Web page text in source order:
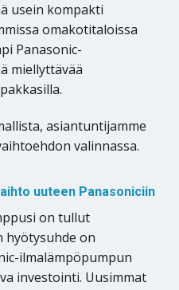
usein kompakti
omakotitaloissa
Panasonic-
miellyttävää
asiantuntijamme
valinnassa.
uuteen Panasoniciin
on tullut
hyötysuhde on
ilmalämpöpumpun
investointi. Uusimmat